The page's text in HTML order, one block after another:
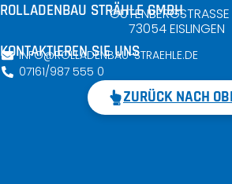
ROLLADENBAU STRÄHLE GMBH
GUTENBERGSTRASSE
73054 EISLINGEN
KONTAKTIEREN SIE UNS
INFO@ROLLADENBAU-STRAEHLE.DE
07161/987 555 0
ZURÜCK NACH